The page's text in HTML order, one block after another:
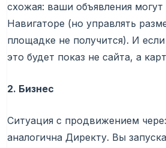
схожая: ваши объявления могут
Навигаторе (но управлять
площадке не получится). И
это будет показ не сайта, а
2. Бизнес
Ситуация с продвижением
аналогична Директу. Вы